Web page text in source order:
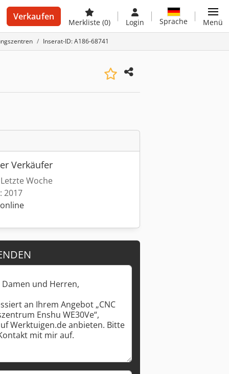
Verkaufen
Merkliste (0) Login Sprache Menü
Inserat-ID: A186-68741
Verkäufer
Woche
2017